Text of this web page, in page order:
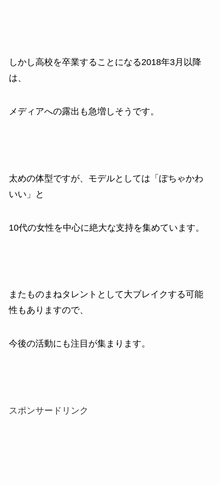
しかし高校を卒業することになる2018年3月以降
は、
メディアへの露出も急増しそうです。
太めの体型ですが、モデルとしては「ぽちゃかわ
いい」と
10代の女性を中心に絶大な支持を集めています。
またものまねタレントとして大ブレイクする可能
性もありますので、
今後の活動にも注目が集まります。
スポンサードリンク